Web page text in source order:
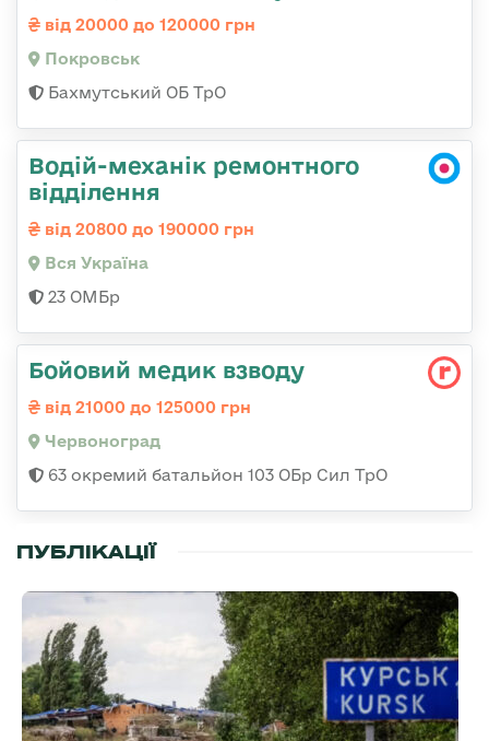
від 20000 до 120000 грн
Покровськ
Бахмутський ОБ ТрО
Водій-механік ремонтного
відділення
від 20800 до 190000 грн
Вся Україна
23 ОМБр
Бойовий медик взводу
від 21000 до 125000 грн
Червоноград
63 окремий батальйон 103 ОБр Сил ТрО
ПУБЛІКАЦІЇ